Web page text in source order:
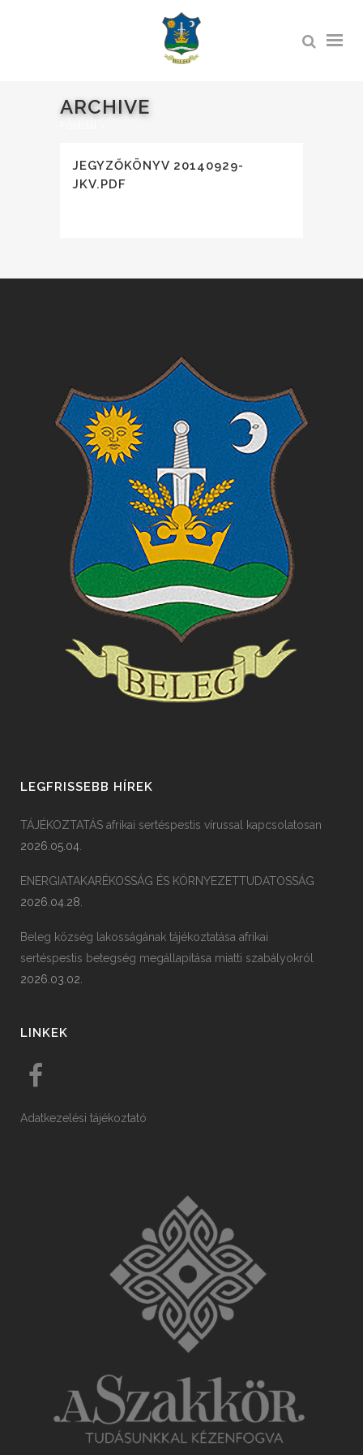
ARCHIVE
JEGYZŐKÖNYV 20140929-
JKV.PDF
LEGFRISSEBB HÍREK
TÁJÉKOZTATÁS afrikai sertéspestis vírussal kapcsolatosan
2026.05.04.
ENERGIATAKARÉKOSSÁG ÉS KÖRNYEZETTUDATOSSÁG
2026.04.28.
Beleg község lakosságának tájékoztatása afrikai
sertéspestis betegség megállapítása miatti szabályokról
2026.03.02.
LINKEK
Adatkezelési tájékoztató